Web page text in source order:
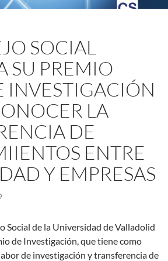
SOCIAL
SU PREMIO
INVESTIGACIÓN
LA
DE
ENTRE
Y EMPRESAS
Social de la Universidad de Valladolid
de Investigación, que tiene como
de investigación y transferencia de